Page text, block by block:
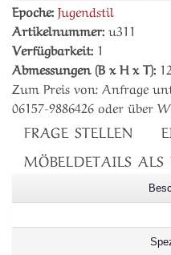
Epoche: Jugendstil
Artikelnummer: u311
Verfügbarkeit: 1
Abmessungen (B x H x T):
Zum Preis von: Anfrage
06157-9886426 oder über
FRAGE STELLEN
MÖBELDETAILS ALS